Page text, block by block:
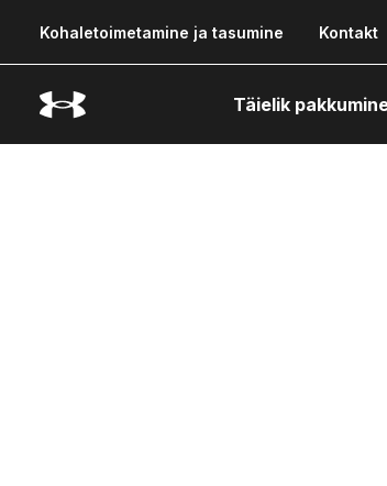
Kohaletoimetamine ja tasumine Kontakt
Täielik